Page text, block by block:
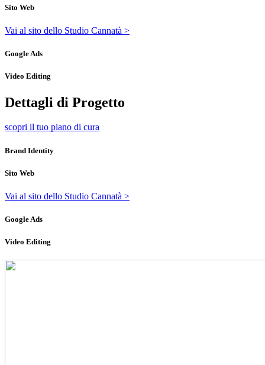
Sito Web
Vai al sito dello Studio Cannatà >
Google Ads
Video Editing
Dettagli di Progetto
scopri il tuo piano di cura
Brand Identity
Sito Web
Vai al sito dello Studio Cannatà >
Google Ads
Video Editing